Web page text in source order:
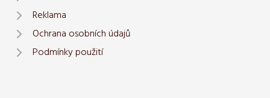
Reklama
Ochrana osobních údajů
Podmínky použití